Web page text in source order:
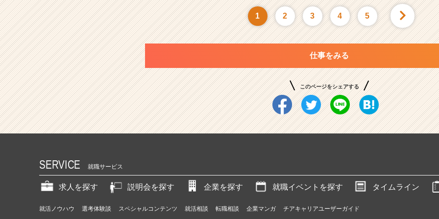
1 2 3 4 5
仕事をみる
このページをシェアする
SERVICE 就職サービス
求人を探す 説明会を探す 企業を探す 就職イベントを探す タイムライン
就活ノウハウ 選考体験談 スペシャルコンテンツ 就活相談 転職相談 企業マンガ チアキャリアユーザーガイド